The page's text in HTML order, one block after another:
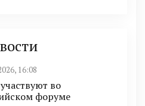
16:08
во
форуме